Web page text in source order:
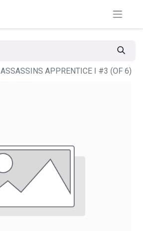
ASSASSINS APPRENTICE I #3 (OF 6)